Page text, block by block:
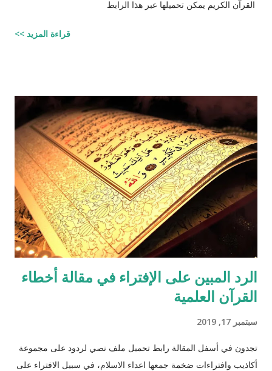
القرآن الكريم يمكن تحميلها عبر هذا الرابط
قراءة المزيد >>
الرد المبين على الإفتراء في مقالة أخطاء
القرآن العلمية
سبتمبر 17, 2019
تجدون في أسفل المقالة رابط تحميل ملف نصي لردود على مجموعة
أكاذيب وافتراءات ضخمة جمعها اعداء الاسلام، في سبيل الافتراء على